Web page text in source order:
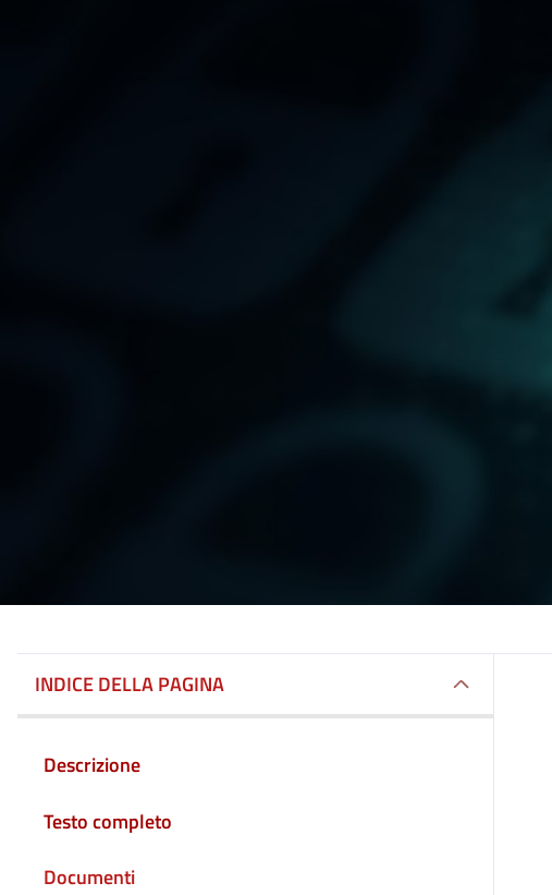
INDICE DELLA PAGINA
Descrizione
Testo completo
Documenti